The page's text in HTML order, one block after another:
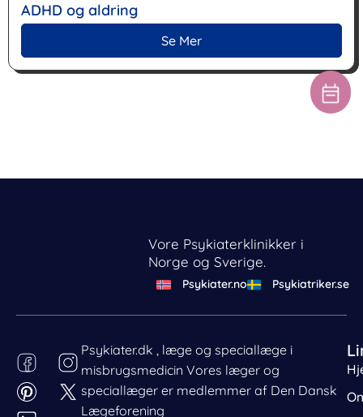
ADHD og aldring
Se Mer
Vore Psykiaterklinikker i
Norge og Sverige.
Psykiater.no Psykiatriker.se
Psykiater.dk , læge og speciallæge i
misbrugsmedicin Vores læger og
speciallæger er medlemmer af Den Dansk
Lægeforening
Behandl dit samtykke
For at give den bedst mulige oplevelse bruger vi cookies
til at gemme eller tilgå enhedsdata. Nægtelse af